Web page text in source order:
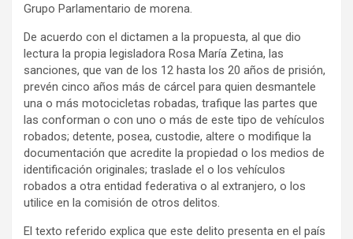
Grupo Parlamentario de morena.
De acuerdo con el dictamen a la propuesta, al que dio
lectura la propia legisladora Rosa María Zetina, las
sanciones, que van de los 12 hasta los 20 años de prisión,
prevén cinco años más de cárcel para quien desmantele
una o más motocicletas robadas, trafique las partes que
las conforman o con uno o más de este tipo de vehículos
robados; detente, posea, custodie, altere o modifique la
documentación que acredite la propiedad o los medios de
identificación originales; traslade el o los vehículos
robados a otra entidad federativa o al extranjero, o los
utilice en la comisión de otros delitos.
El texto referido explica que este delito presenta en el país